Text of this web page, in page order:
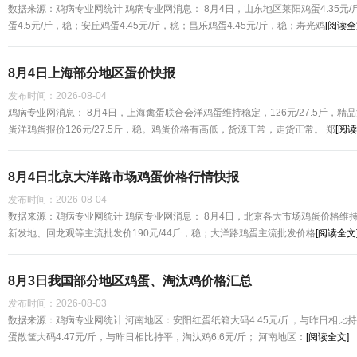
数据来源：鸡病专业网统计 鸡病专业网消息： 8月4日，山东地区莱阳鸡蛋4.35元
蛋4.5元/斤，稳；安丘鸡蛋4.45元/斤，稳；昌乐鸡蛋4.45元/斤，稳；寿光鸡[阅读
8月4日上海部分地区蛋价快报
发布时间： 2026-08-04
鸡病专业网消息： 8月4日，上海禽蛋联合会洋鸡蛋维持稳定，126元/27.5斤，精
蛋洋鸡蛋报价126元/27.5斤，稳。鸡蛋价格有高低，货源正常，走货正常。 郑[阅
8月4日北京大洋路市场鸡蛋价格行情快报
发布时间： 2026-08-04
数据来源：鸡病专业网统计 鸡病专业网消息： 8月4日，北京各大市场鸡蛋价格维
新发地、回龙观等主流批发价190元/44斤，稳；大洋路鸡蛋主流批发价格[阅读全
8月3日我国部分地区鸡蛋、淘汰鸡价格汇总
发布时间： 2026-08-03
数据来源：鸡病专业网统计 河南地区：安阳红蛋纸箱大码4.45元/斤，与昨日相比
蛋散筐大码4.47元/斤，与昨日相比持平，淘汰鸡6.6元/斤； 河南地区： [阅读全文]